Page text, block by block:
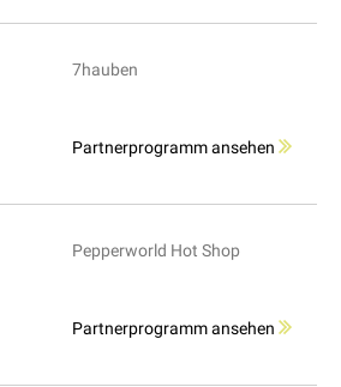
7hauben
Partnerprogramm ansehen
Pepperworld Hot Shop
Partnerprogramm ansehen